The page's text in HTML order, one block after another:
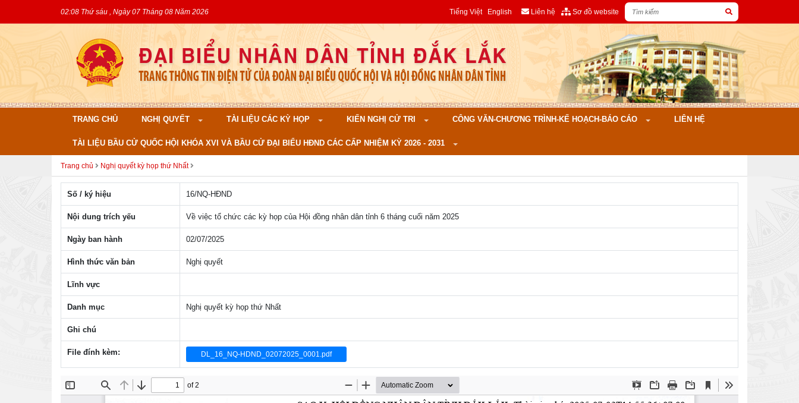
02:08 Thứ sáu , Ngày 07 Tháng 08 Năm 2026 Tiếng Việt English Liên hệ Sơ đồ website
TRANG CHỦ NGHỊ QUYẾT TÀI LIỆU CÁC KỲ HỌP KIẾN NGHỊ CỬ TRI CÔNG VĂN-CHƯƠNG TRÌNH-KẾ HOẠCH-BÁO CÁO LIÊN HỆ
TÀI LIỆU BẦU CỬ QUỐC HỘI KHÓA XVI VÀ BẦU CỬ ĐẠI BIỂU HĐND CÁC CẤP NHIỆM KỲ 2026 - 2031
Trang chủ Nghị quyết kỳ họp thứ Nhất
Số / ký hiệu 16/NQ-HÐND
Nội dung trích yếu Về việc tổ chức các kỳ họp của Hội đồng nhân dân tỉnh 6 tháng cuối năm 2025
Ngày ban hành 02/07/2025
Hình thức văn bản Nghị quyết
Lĩnh vực
Danh mục Nghị quyết kỳ họp thứ Nhất
Ghi chú
File đính kèm: DL_16_NQ-HDND_02072025_0001.pdf